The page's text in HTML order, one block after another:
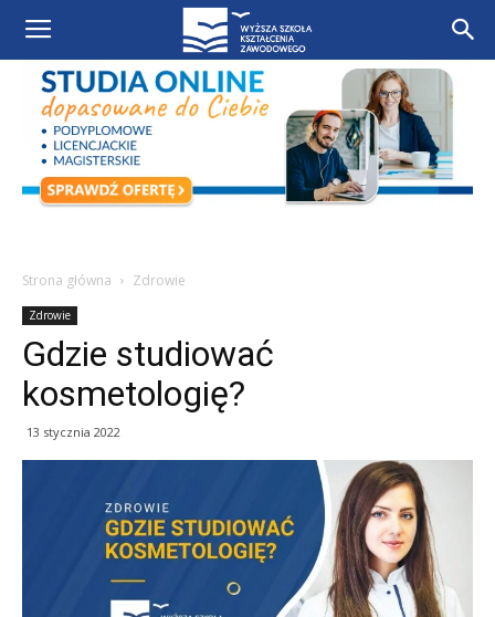
Strona główna Zdrowie
Zdrowie
Gdzie studiować
kosmetologię?
13 stycznia 2022